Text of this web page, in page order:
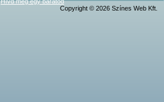
Copyright © 2026 Színes Web Kft.